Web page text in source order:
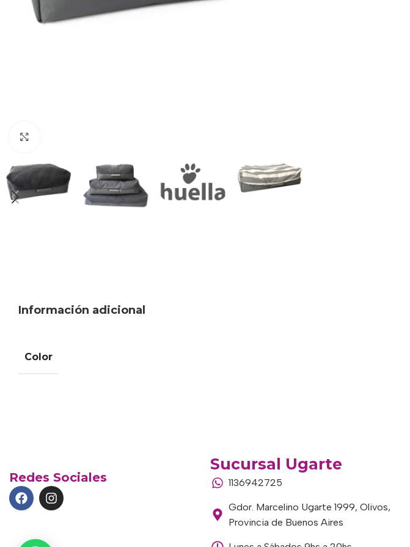
Información adicional
Color
Redes Sociales
Sucursal Ugarte
1136942725
Gdor. Marcelino Ugarte 1999, Olivos,
Provincia de Buenos Aires